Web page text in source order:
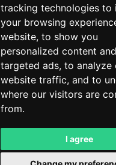
tracking technologies to
your browsing
website, to show you
personalized content and
targeted ads, to analyze
website traffic, and to
where our visitors are
from.
I agree